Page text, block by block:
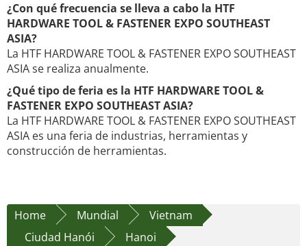
¿Con qué frecuencia se lleva a cabo la HTF
HARDWARE TOOL & FASTENER EXPO SOUTHEAST
ASIA?
La HTF HARDWARE TOOL & FASTENER EXPO SOUTHEAST
ASIA se realiza anualmente.
¿Qué tipo de feria es la HTF HARDWARE TOOL &
FASTENER EXPO SOUTHEAST ASIA?
La HTF HARDWARE TOOL & FASTENER EXPO SOUTHEAST
ASIA es una feria de industrias, herramientas y
construcción de herramientas.
Home Mundial
Vietnam
Ciudad Hanói
Hanoi